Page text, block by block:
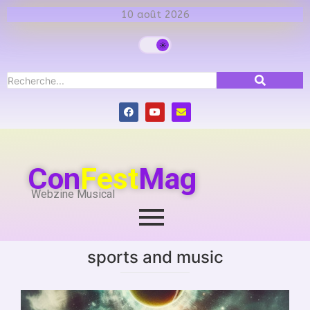
10 août 2026
ConFestMag
Webzine Musical
sports and music
sports and music